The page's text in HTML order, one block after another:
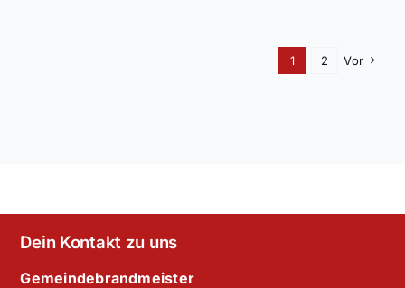
1 2 Vor
Dein Kontakt zu uns
Gemeindebrandmeister